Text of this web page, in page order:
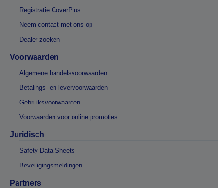
Registratie CoverPlus
Neem contact met ons op
Dealer zoeken
Voorwaarden
Algemene handelsvoorwaarden
Betalings- en levervoorwaarden
Gebruiksvoorwaarden
Voorwaarden voor online promoties
Juridisch
Safety Data Sheets
Beveiligingsmeldingen
Partners